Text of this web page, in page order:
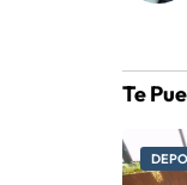
Te